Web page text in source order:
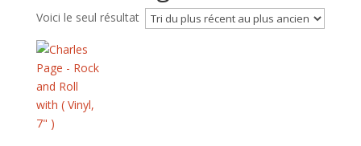
Voici le seul résultat